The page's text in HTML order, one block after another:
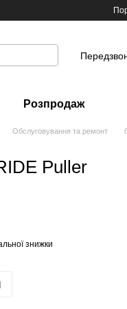
Розпродаж
Обслуговування та ремонт
Puller
знижки